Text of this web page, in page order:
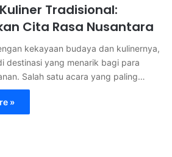
Tradisional:
Cita Rasa Nusantara
kekayaan budaya dan kulinernya,
destinasi yang menarik bagi para
Salah satu acara yang paling…
»